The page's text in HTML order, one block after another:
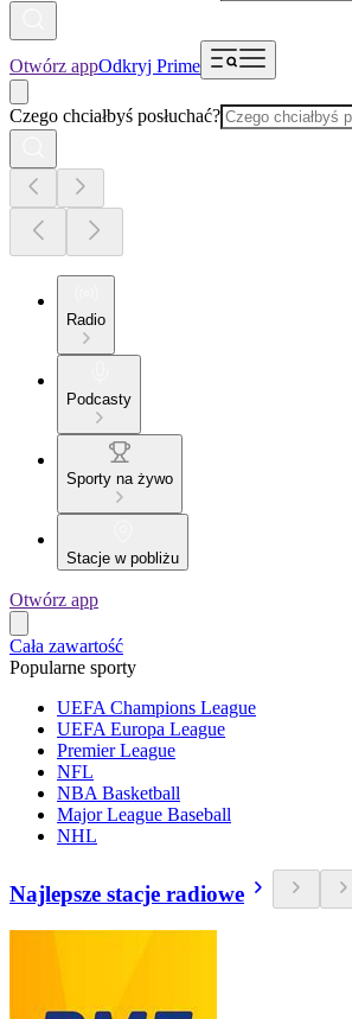
Otwórz appOdkryj Prime
Czego chciałbyś posłuchać?
Radio
Podcasty
Sporty na żywo
Stacje w pobliżu
Otwórz app
Cała zawartość
Popularne sporty
UEFA Champions League
UEFA Europa League
Premier League
NFL
NBA Basketball
Major League Baseball
NHL
Najlepsze stacje radiowe